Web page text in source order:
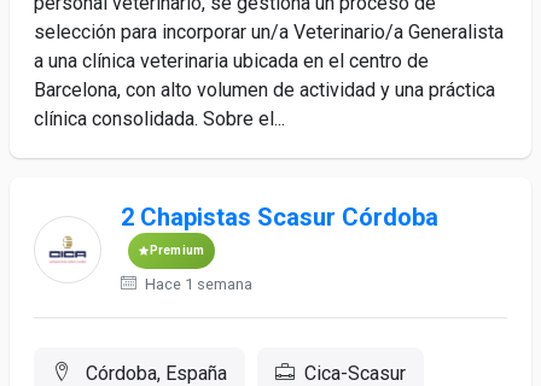
selección para incorporar un/a Veterinario/a Generalista
a una clínica veterinaria ubicada en el centro de
Barcelona, con alto volumen de actividad y una práctica
clínica consolidada. Sobre el...
2 Chapistas Scasur Córdoba
Premium
Hace 1 semana
Córdoba, España Cica-Scasur